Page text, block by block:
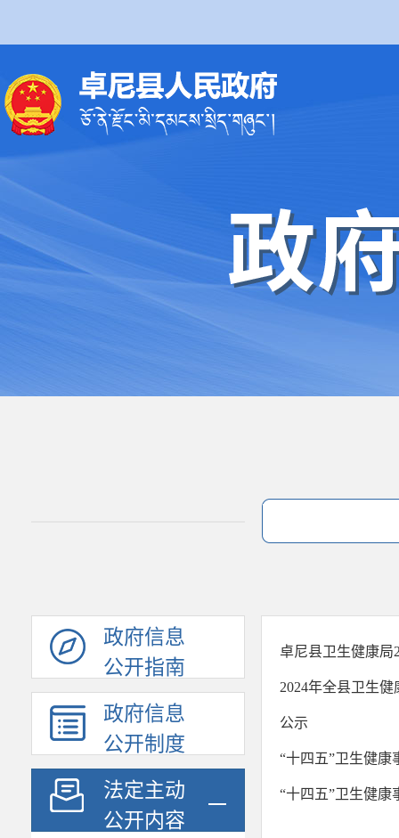
政府信息
公开指南
政府信息
公开制度
法定主动
公开内容
卓尼县卫生健康局
2024年全县卫生
公示
“十四五”卫生健康
“十四五”卫生健康